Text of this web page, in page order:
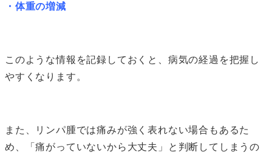
・体重の増減
このような情報を記録しておくと、病気の経過を把握し
やすくなります。
また、リンパ腫では痛みが強く表れない場合もあるた
め、「痛がっていないから大丈夫」と判断してしまうの